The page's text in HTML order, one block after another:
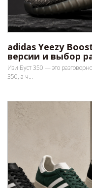
adidas Yeezy
версии и выбор
Изи Буст 350 — это
350, а ч...